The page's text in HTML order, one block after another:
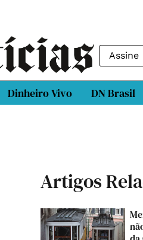
Assine
Dinheiro Vivo DN Brasil
Artigos